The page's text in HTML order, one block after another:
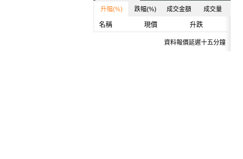
升幅(%) 跌幅(%) 成交金額 成交量
名稱 現價 升跌
資料報價延遲十五分鐘